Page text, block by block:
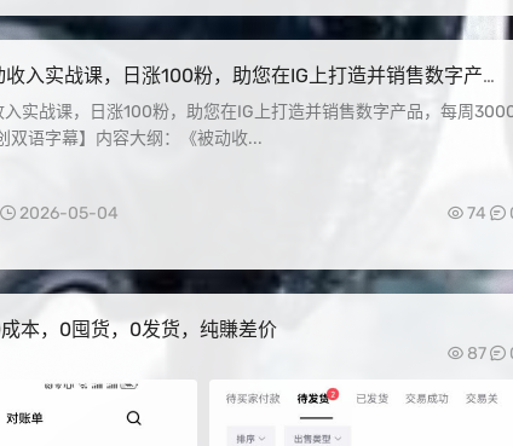
入实战课，日涨100粉，助您在IG上打造并销售数字产
刀的营收【原创双语字幕】
实战课，日涨100粉，助您在IG上打造并销售数字产品，每周
双语字幕】内容大纲：《被动收...
2026-05-04 74
本，0囤货，0发货，纯賺差价
87